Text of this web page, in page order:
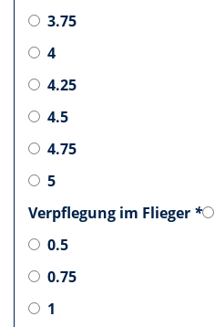
3.75
4
4.25
4.5
4.75
5
Verpflegung im Flieger *
0.5
0.75
1